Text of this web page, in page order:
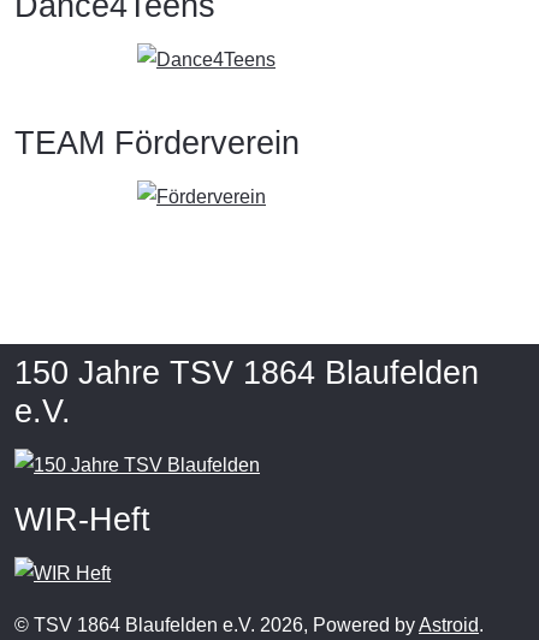
TEAM Förderverein
150 Jahre TSV 1864 Blaufelden
e.V.
WIR-Heft
© TSV 1864 Blaufelden e.V. 2026, Powered byAstroid.